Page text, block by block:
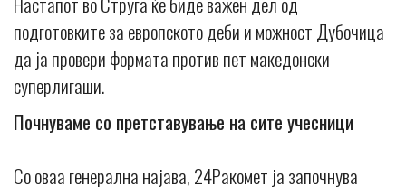
подготовките за европското деби и можност Дубочица
да ја провери формата против пет македонски
суперлигаши.
Почнуваме со претставување на сите учесници
Со оваа генерална најава, 24Ракомет ја започнува